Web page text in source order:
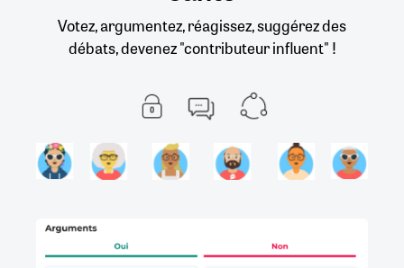
Votez, argumentez, réagissez, suggérez des
débats, devenez "contributeur influent" !